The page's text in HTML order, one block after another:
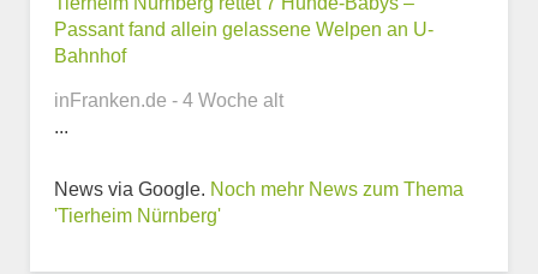
zum Tierheim
Passant fand allein gelassene Welpen an U-
Bahnhof
inFranken.de - 4 Woche alt
...
News via Google. Noch mehr News zum Thema
'Tierheim Nürnberg'